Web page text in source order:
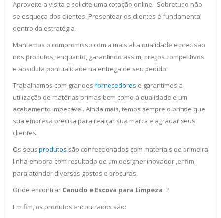
Aproveite a visita e solicite uma cotação online. Sobretudo não
se esqueça dos clientes. Presentear os clientes é fundamental
dentro da estratégia.
Mantemos o compromisso com a mais alta qualidade e precisão
nos produtos, enquanto, garantindo assim, preços competitivos
e absoluta pontualidade na entrega de seu pedido.
Trabalhamos com grandes fornecedores e garantimos a
utilização de matérias primas bem como á qualidade e um
acabamento impecável. Ainda mais, temos sempre o brinde que
sua empresa precisa para realçar sua marca e agradar seus
clientes.
Os seus produtos são confeccionados com materiais de primeira
linha embora com resultado de um designer inovador ,enfim,
para atender diversos gostos e procuras.
Onde encontrar Canudo e Escova para Limpeza ?
Em fim, os produtos encontrados são: